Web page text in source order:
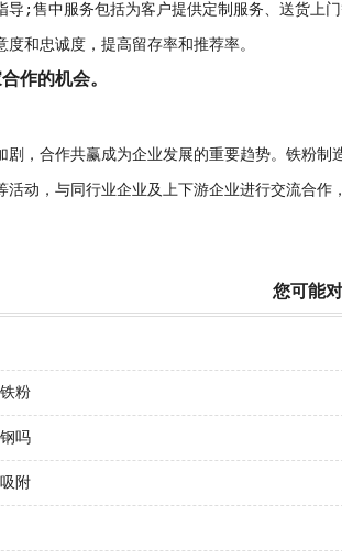
导;售中服务包括为客户提供定制服务、送货上
度和忠诚度，提高留存率和推荐率。
作的机会。
剧，合作共赢成为企业发展的重要趋势。铁粉
活动，与同行业企业及上下游企业进行交流合
您可能
粉
吗
附